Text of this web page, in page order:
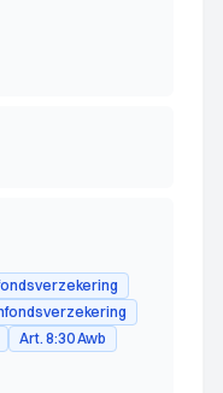
Art. 8:30 Awb